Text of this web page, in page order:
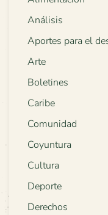
Análisis
Aportes para el
Arte
Boletines
Caribe
Comunidad
Coyuntura
Cultura
Deporte
Derechos